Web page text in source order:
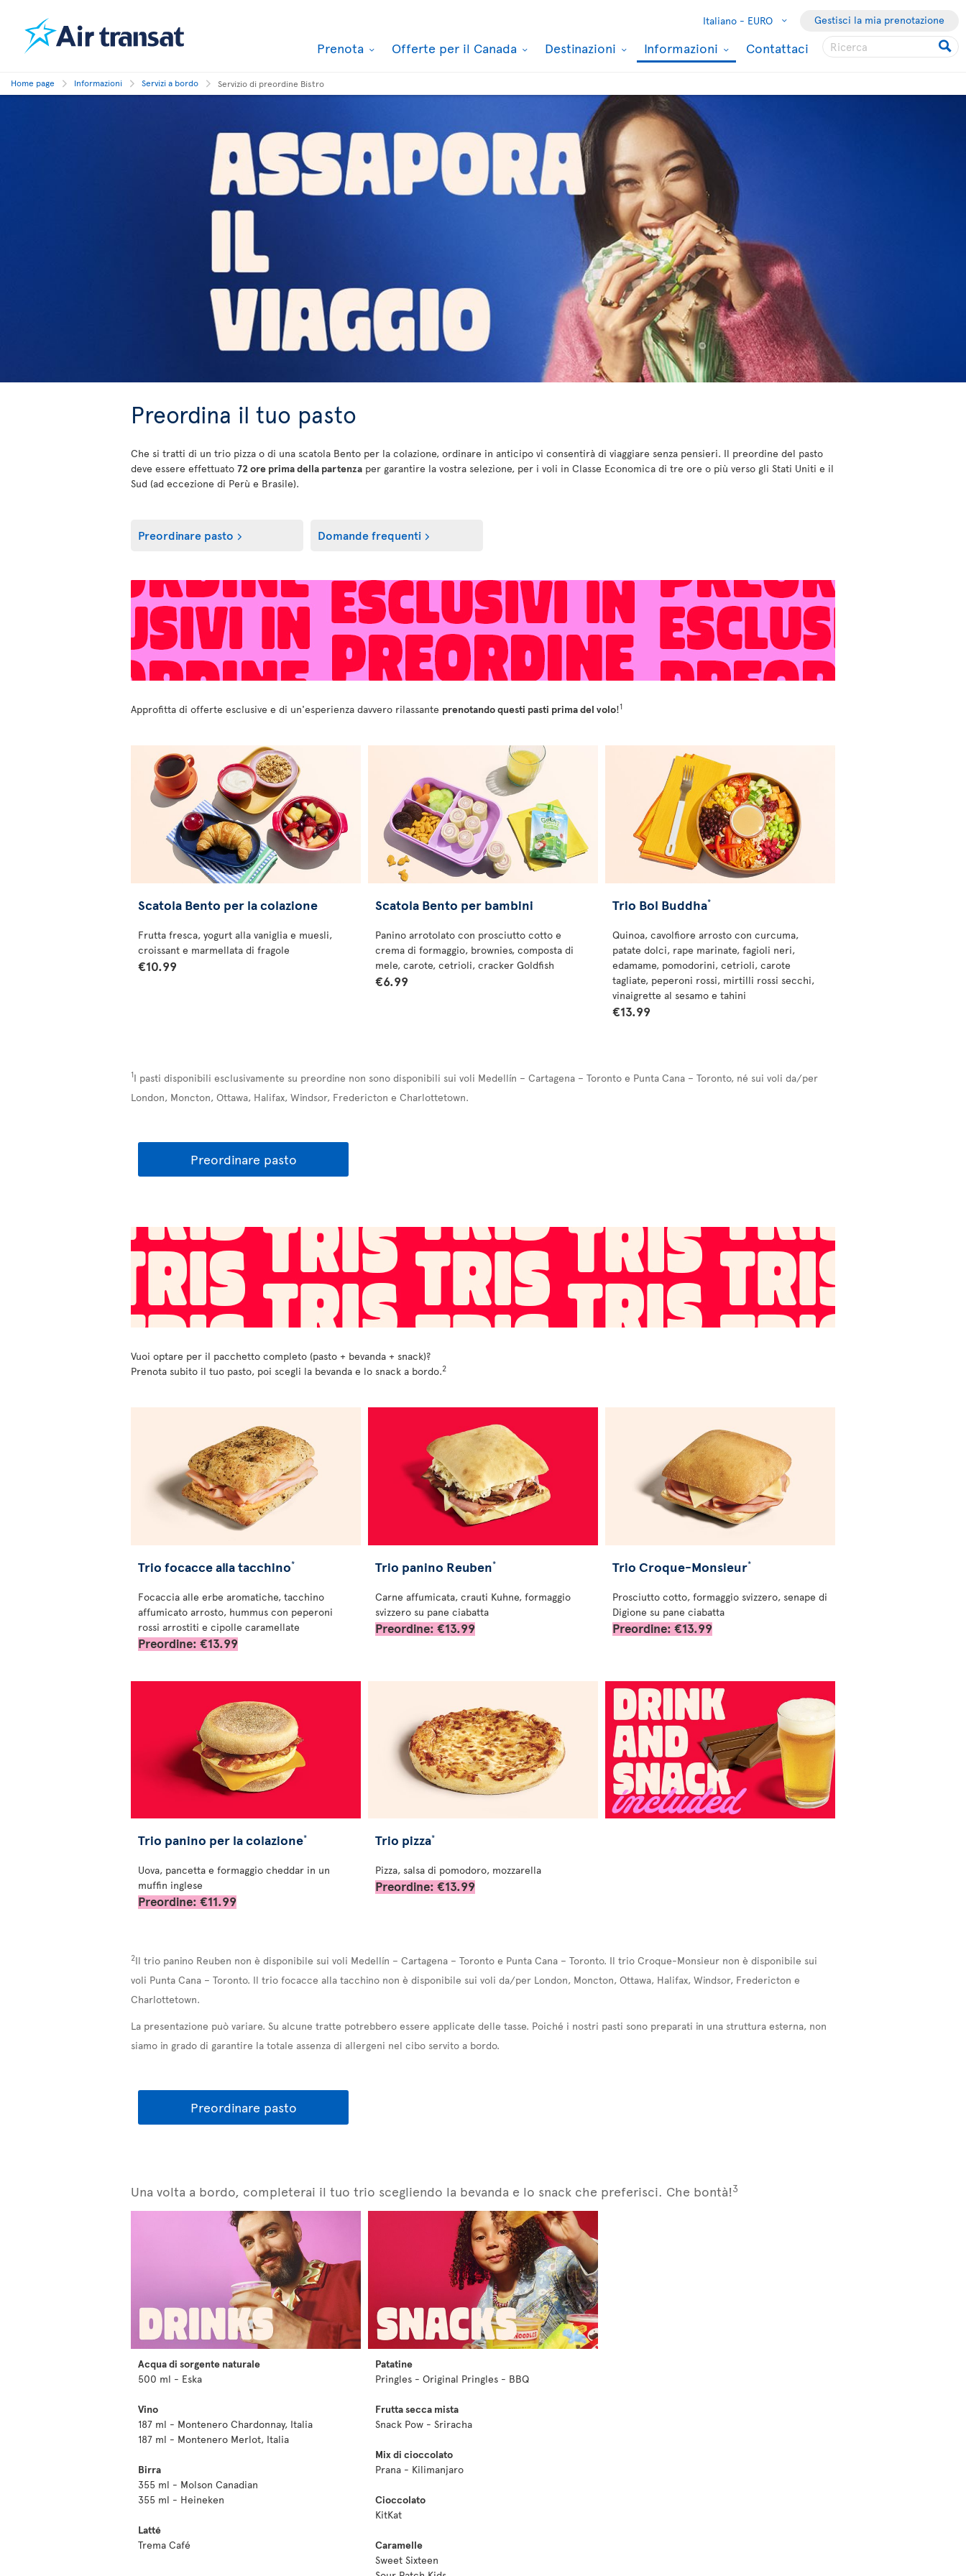
Italiano - EURO Gestisci la mia prenotazione
Prenota Offerte per il Canada Destinazioni Informazioni Contattaci
Home page Informazioni Servizi a bordo Servizio di preordine Bistro
Preordina il tuo pasto
Che si tratti di un trio pizza o di una scatola Bento per la colazione, ordinare in anticipo vi consentirà di viaggiare senza pensieri. Il preordine del pasto
deve essere effettuato 72 ore prima della partenza per garantire la vostra selezione, per i voli in Classe Economica di tre ore o più verso gli Stati Uniti e il
Sud (ad eccezione di Perù e Brasile).
Preordinare pasto Domande frequenti
Approfitta di offerte esclusive e di un'esperienza davvero rilassante prenotando questi pasti prima del volo!1
Scatola Bento per la colazione
Frutta fresca, yogurt alla vaniglia e muesli,
croissant e marmellata di fragole
€10.99
Scatola Bento per bambini
Panino arrotolato con prosciutto cotto e
crema di formaggio, brownies, composta di
mele, carote, cetrioli, cracker Goldfish
€6.99
Trio Bol Buddha*
Quinoa, cavolfiore arrosto con curcuma,
patate dolci, rape marinate, fagioli neri,
edamame, pomodorini, cetrioli, carote
tagliate, peperoni rossi, mirtilli rossi secchi,
vinaigrette al sesamo e tahini
€13.99
1I pasti disponibili esclusivamente su preordine non sono disponibili sui voli Medellín – Cartagena – Toronto e Punta Cana – Toronto, né sui voli da/per
London, Moncton, Ottawa, Halifax, Windsor, Fredericton e Charlottetown.
Preordinare pasto
Vuoi optare per il pacchetto completo (pasto + bevanda + snack)?
Prenota subito il tuo pasto, poi scegli la bevanda e lo snack a bordo.2
Trio focacce alla tacchino*
Focaccia alle erbe aromatiche, tacchino
affumicato arrosto, hummus con peperoni
rossi arrostiti e cipolle caramellate
Preordine: €13.99
Trio panino Reuben*
Carne affumicata, crauti Kuhne, formaggio
svizzero su pane ciabatta
Preordine: €13.99
Trio Croque-Monsieur*
Prosciutto cotto, formaggio svizzero, senape di
Digione su pane ciabatta
Preordine: €13.99
Trio panino per la colazione*
Uova, pancetta e formaggio cheddar in un
muffin inglese
Preordine: €11.99
Trio pizza*
Pizza, salsa di pomodoro, mozzarella
Preordine: €13.99
2Il trio panino Reuben non è disponibile sui voli Medellín – Cartagena – Toronto e Punta Cana – Toronto. Il trio Croque-Monsieur non è disponibile sui
voli Punta Cana – Toronto. Il trio focacce alla tacchino non è disponibile sui voli da/per London, Moncton, Ottawa, Halifax, Windsor, Fredericton e
Charlottetown.
La presentazione può variare. Su alcune tratte potrebbero essere applicate delle tasse. Poiché i nostri pasti sono preparati in una struttura esterna, non
siamo in grado di garantire la totale assenza di allergeni nel cibo servito a bordo.
Preordinare pasto
Una volta a bordo, completerai il tuo trio scegliendo la bevanda e lo snack che preferisci. Che bontà!3
Acqua di sorgente naturale
500 ml - Eska
Vino
187 ml - Montenero Chardonnay, Italia
187 ml - Montenero Merlot, Italia
Birra
355 ml - Molson Canadian
355 ml - Heineken
Latté
Trema Café
Patatine
Pringles - Original Pringles - BBQ
Frutta secca mista
Snack Pow - Sriracha
Mix di cioccolato
Prana - Kilimanjaro
Cioccolato
KitKat
Caramelle
Sweet Sixteen